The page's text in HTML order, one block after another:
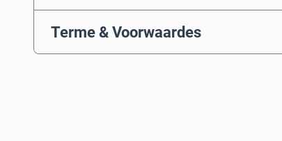
Terme & Voorwaardes